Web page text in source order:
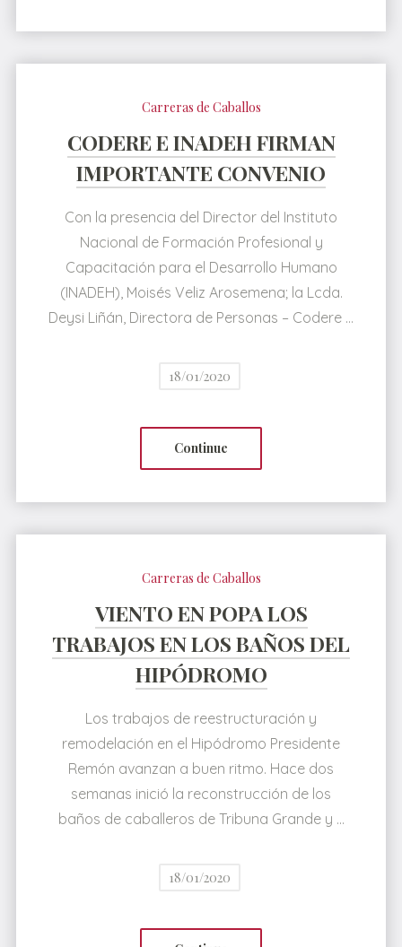
Carreras de Caballos
CODERE E INADEH FIRMAN
IMPORTANTE CONVENIO
Con la presencia del Director del Instituto
Nacional de Formación Profesional y
Capacitación para el Desarrollo Humano
(INADEH), Moisés Veliz Arosemena; la Lcda.
Deysi Liñán, Directora de Personas – Codere …
18/01/2020
Continue
Carreras de Caballos
VIENTO EN POPA LOS
TRABAJOS EN LOS BAÑOS DEL
HIPÓDROMO
Los trabajos de reestructuración y
remodelación en el Hipódromo Presidente
Remón avanzan a buen ritmo. Hace dos
semanas inició la reconstrucción de los
baños de caballeros de Tribuna Grande y …
18/01/2020